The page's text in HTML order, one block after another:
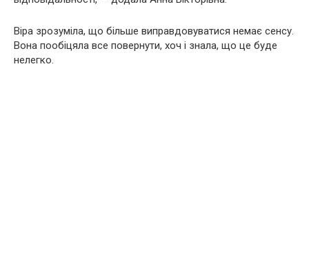
Віра зрозуміла, що більше виправдовуватися немає сенсу.
Вона пообіцяла все повернути, хоч і знала, що це буде
нелегко.